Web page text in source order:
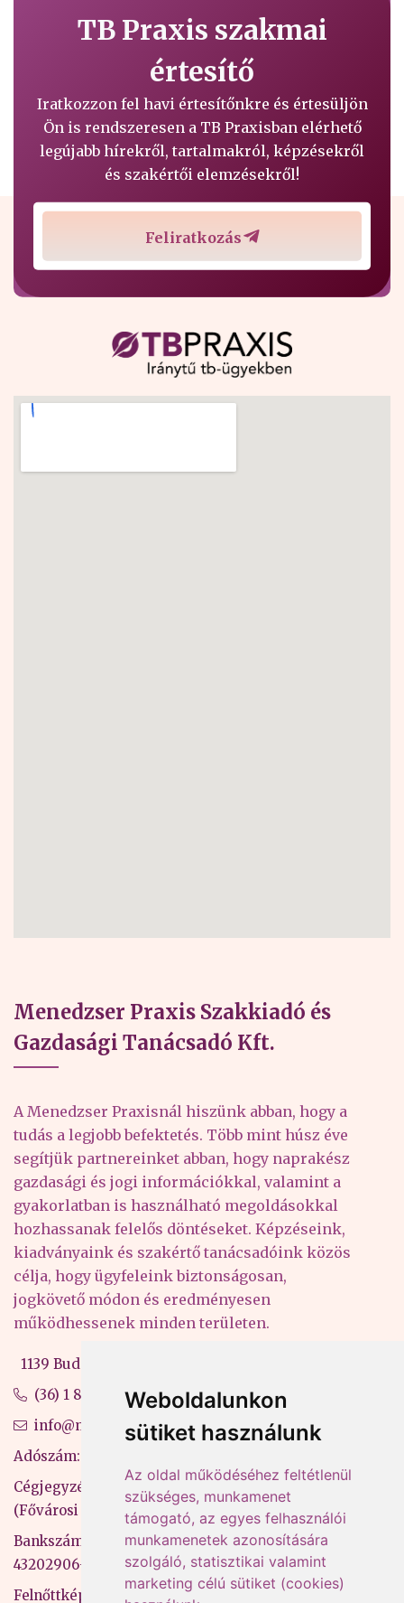
Weboldalunkon
sütiket használunk
Az oldal működéséhez feltétlenül
szükséges, munkamenet
támogató, az egyes felhasználói
munkamenetek azonosítására
szolgáló, statisztikai valamint
marketing célú sütiket (cookies)
TB Praxis szakmai
értesítő
Iratkozzon fel havi értesítőnkre és értesüljön
Ön is rendszeresen a TB Praxisban elérhető
legújabb hírekről, tartalmakról, képzésekről
és szakértői elemzésekről!
Feliratkozás
Menedzser Praxis Szakkiadó és
Gazdasági Tanácsadó Kft.
A Menedzser Praxisnál hiszünk abban, hogy a
tudás a legjobb befektetés. Több mint húsz éve
segítjük partnereinket abban, hogy naprakész
gazdasági és jogi információkkal, valamint a
gyakorlatban is használható megoldásokkal
hozhassanak felelős döntéseket. Képzéseink,
kiadványaink és szakértő tanácsadóink közös
célja, hogy ügyfeleink biztonságosan,
jogkövető módon és eredményesen
működhessenek minden területen.
1139 Budapest, Váci út 99-105. 4. em.
(36) 1 880 76 00
info@mprx.hu
Adószám: 13598145-2-41
Cégjegyzékszám: 01-09-883770
(Fővárosi Bíróság)
Bankszámlaszám: CIB Bank, 10700581-
43202906-51100005
Felnőttképzési nyilvántartási szám: